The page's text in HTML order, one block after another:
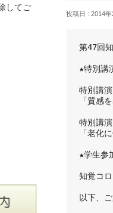
投稿日 : 2014年
第47回
★特別講
特別講
「質感
特別講
「老化
★学生参
知覚コ
以下、
してご